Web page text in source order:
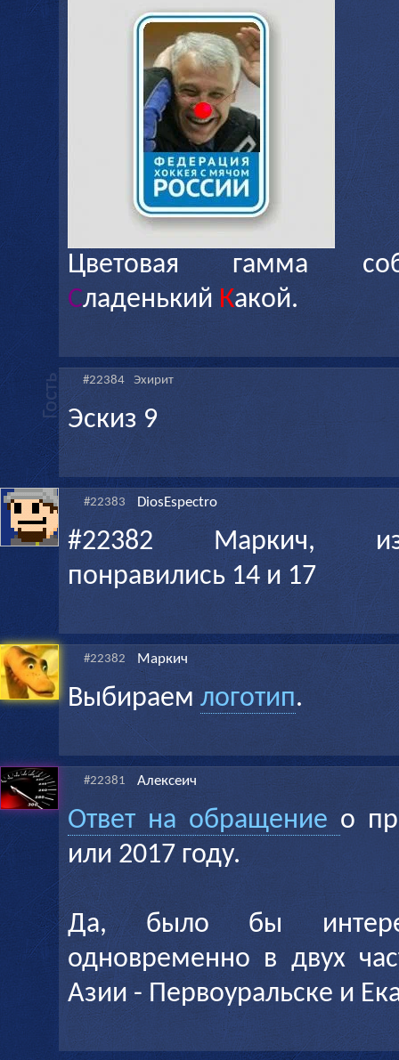
Цветовая гамма
Сладенький Какой.
#22384 Эхирит
Эскиз 9
#22383 DiosEspectro
#22382 Маркич, из
понравились 14 и 17
#22382 Маркич
Выбираемлоготип.
#22381 Алексеич
Ответ на обращение о
или 2017 году.
Да, было бы
одновременно в двух
Азии - Первоуральске и